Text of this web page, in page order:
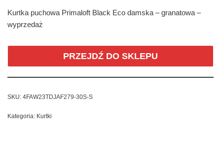
Kurtka puchowa Primaloft Black Eco damska – granatowa –
wyprzedaż
PRZEJDŹ DO SKLEPU
SKU: 4FAW23TDJAF279-30S-S
Kategoria: Kurtki